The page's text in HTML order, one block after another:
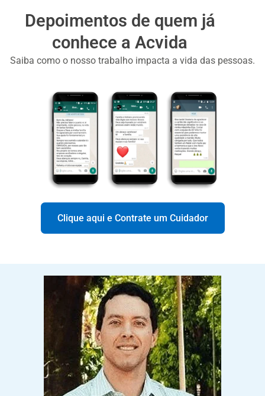
Depoimentos de quem já
conhece a Acvida
Saiba como o nosso trabalho impacta a vida das pessoas.
Clique aqui e Contrate um Cuidador